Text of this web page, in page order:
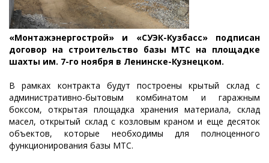
«Монтажэнергострой» и «СУЭК-Кузбасс» подписан
договор на строительство базы МТС на площадке
шахты им. 7-го ноября в Ленинске-Кузнецком.
В рамках контракта будут построены крытый склад с
административно-бытовым комбинатом и гаражным
боксом, открытая площадка хранения материала, склад
масел, открытый склад с козловым краном и еще десяток
объектов, которые необходимы для полноценного
функционирования базы МТС.